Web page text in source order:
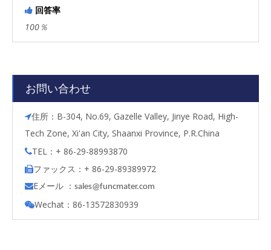
 回答率
100％
お問い合わせ
住所：B-304, No.69, Gazelle Valley, Jinye Road, High-
Tech Zone, Xi'an City, Shaanxi Province, P.R.China
TEL：+ 86-29-88993870
ファックス：+ 86-29-89389972
Eメール ： sales@funcmater.com
Wechat：86-13572830939